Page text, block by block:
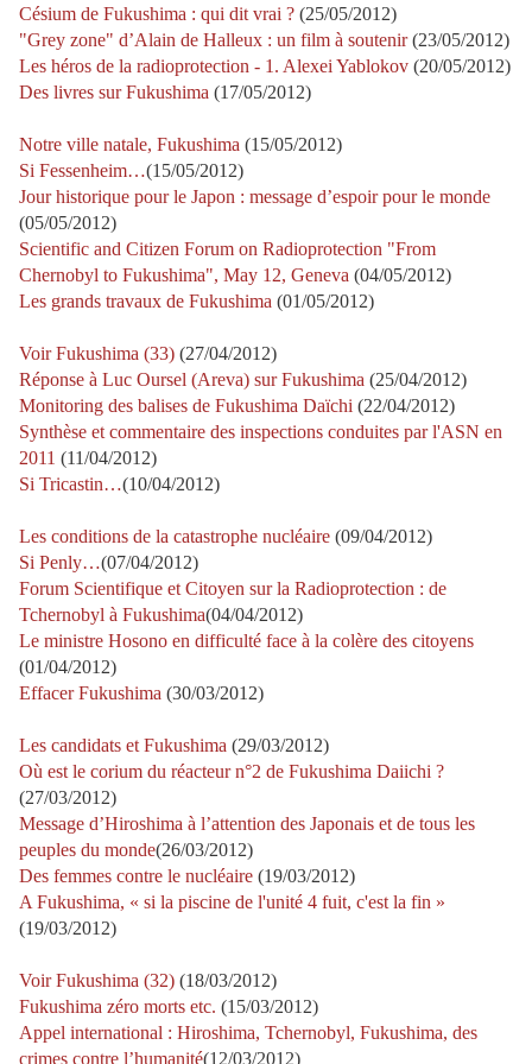
Césium de Fukushima : qui dit vrai ? (25/05/2012)
"Grey zone" d’Alain de Halleux : un film à soutenir (23/05/2012)
Les héros de la radioprotection - 1. Alexei Yablokov (20/05/2012)
Des livres sur Fukushima (17/05/2012)
Notre ville natale, Fukushima (15/05/2012)
Si Fessenheim…(15/05/2012)
Jour historique pour le Japon : message d’espoir pour le monde
(05/05/2012)
Scientific and Citizen Forum on Radioprotection "From
Chernobyl to Fukushima", May 12, Geneva (04/05/2012)
Les grands travaux de Fukushima (01/05/2012)
Voir Fukushima (33) (27/04/2012)
Réponse à Luc Oursel (Areva) sur Fukushima (25/04/2012)
Monitoring des balises de Fukushima Daïchi (22/04/2012)
Synthèse et commentaire des inspections conduites par l'ASN en
2011 (11/04/2012)
Si Tricastin…(10/04/2012)
Les conditions de la catastrophe nucléaire (09/04/2012)
Si Penly…(07/04/2012)
Forum Scientifique et Citoyen sur la Radioprotection : de
Tchernobyl à Fukushima(04/04/2012)
Le ministre Hosono en difficulté face à la colère des citoyens
(01/04/2012)
Effacer Fukushima (30/03/2012)
Les candidats et Fukushima (29/03/2012)
Où est le corium du réacteur n°2 de Fukushima Daiichi ?
(27/03/2012)
Message d’Hiroshima à l’attention des Japonais et de tous les
peuples du monde(26/03/2012)
Des femmes contre le nucléaire (19/03/2012)
A Fukushima, « si la piscine de l'unité 4 fuit, c'est la fin »
(19/03/2012)
Voir Fukushima (32) (18/03/2012)
Fukushima zéro morts etc. (15/03/2012)
Appel international : Hiroshima, Tchernobyl, Fukushima, des
crimes contre l’humanité(12/03/2012)